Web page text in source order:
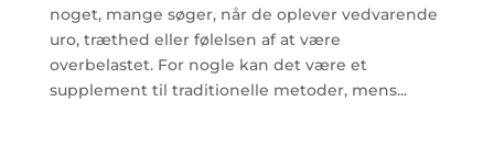
noget, mange søger, når de oplever vedvarende
uro, træthed eller følelsen af at være
overbelastet. For nogle kan det være et
supplement til traditionelle metoder, mens...